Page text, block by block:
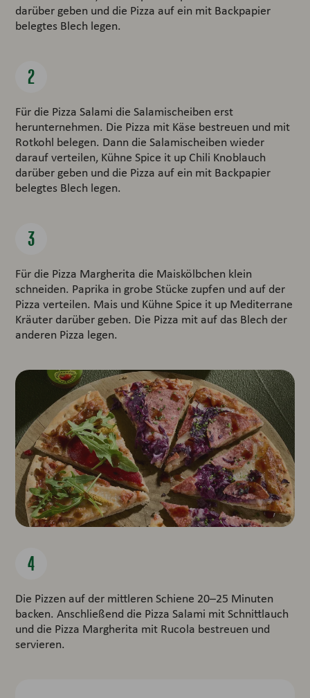
darüber geben und die Pizza auf ein mit Backpapier
belegtes Blech legen.
Für die Pizza Salami die Salamischeiben erst
herunternehmen. Die Pizza mit Käse bestreuen und mit
Rotkohl belegen. Dann die Salamischeiben wieder
darauf verteilen, Kühne Spice it up Chili Knoblauch
darüber geben und die Pizza auf ein mit Backpapier
belegtes Blech legen.
Für die Pizza Margherita die Maiskölbchen klein
schneiden. Paprika in grobe Stücke zupfen und auf der
Pizza verteilen. Mais und Kühne Spice it up Mediterrane
Kräuter darüber geben. Die Pizza mit auf das Blech der
anderen Pizza legen.
Die Pizzen auf der mittleren Schiene 20–25 Minuten
backen. Anschließend die Pizza Salami mit Schnittlauch
und die Pizza Margherita mit Rucola bestreuen und
servieren.